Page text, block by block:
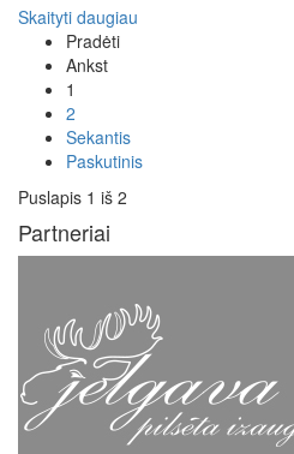
Skaityti daugiau
Pradėti
Ankst
1
2
Sekantis
Paskutinis
Puslapis 1 iš 2
Partneriai